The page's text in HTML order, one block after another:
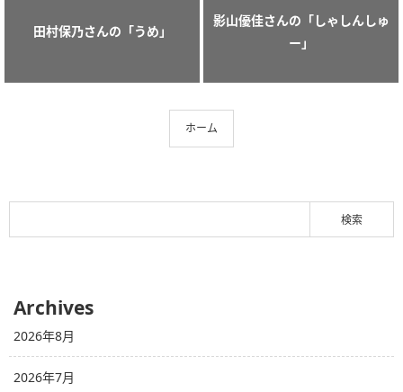
田村保乃さんの「うめ」
影山優佳さんの「しゃしんしゅ
ー」
ホーム
Archives
2026年8月
2026年7月